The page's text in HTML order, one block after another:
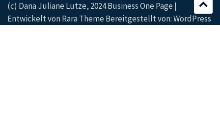
(c) Dana Juliane Lutze, 2024 Business One Page |
Entwickelt vonRara Theme Bereitgestellt von:WordPress